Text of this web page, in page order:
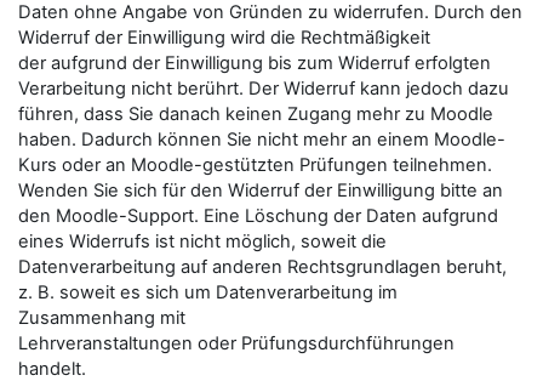
Daten ohne Angabe von Gründen zu widerrufen. Durch den
Widerruf der Einwilligung wird die Rechtmäßigkeit
der aufgrund der Einwilligung bis zum Widerruf erfolgten
Verarbeitung nicht berührt. Der Widerruf kann jedoch dazu
führen, dass Sie danach keinen Zugang mehr zu Moodle
haben. Dadurch können Sie nicht mehr an einem Moodle-
Kurs oder an Moodle-gestützten Prüfungen teilnehmen.
Wenden Sie sich für den Widerruf der Einwilligung bitte an
den Moodle-Support. Eine Löschung der Daten aufgrund
eines Widerrufs ist nicht möglich, soweit die
Datenverarbeitung auf anderen Rechtsgrundlagen beruht,
z. B. soweit es sich um Datenverarbeitung im
Zusammenhang mit
Lehrveranstaltungen oder Prüfungsdurchführungen
handelt.